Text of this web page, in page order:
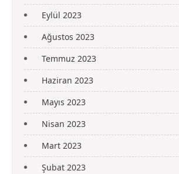
Eylül 2023
Ağustos 2023
Temmuz 2023
Haziran 2023
Mayıs 2023
Nisan 2023
Mart 2023
Şubat 2023